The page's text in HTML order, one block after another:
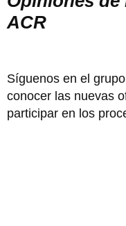
ACR
Síguenos en el
conocer las nuevas
participar en los